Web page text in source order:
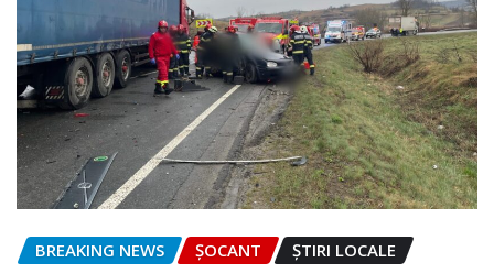
BREAKING NEWS ȘOCANT ȘTIRI LOCALE